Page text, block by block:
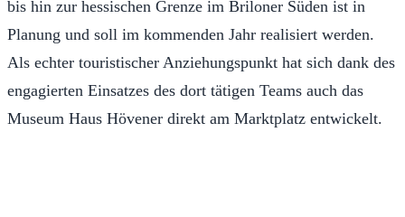
bis hin zur hessischen Grenze im Briloner Süden ist in
Planung und soll im kommenden Jahr realisiert werden.
Als echter touristischer Anziehungspunkt hat sich dank des
engagierten Einsatzes des dort tätigen Teams auch das
Museum Haus Hövener direkt am Marktplatz entwickelt.